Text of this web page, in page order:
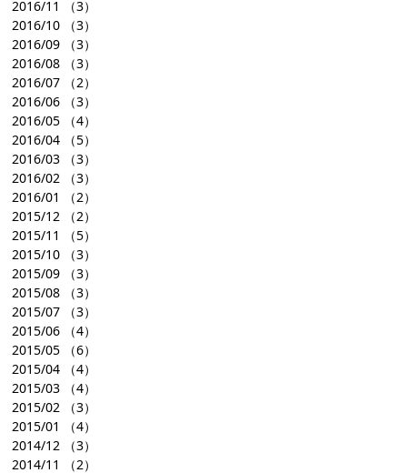
2016/11
（3）
2016/10 （3）
2016/09 （3）
2016/08 （3）
2016/07 （2）
2016/06 （3）
2016/05 （4）
2016/04 （5）
2016/03 （3）
2016/02 （3）
2016/01
（2）
2015/12 （2）
2015/11
（5）
2015/10 （3）
2015/09 （3）
2015/08 （3）
2015/07 （3）
2015/06 （4）
2015/05 （6）
2015/04 （4）
2015/03 （4）
2015/02 （3）
2015/01
（4）
2014/12 （3）
2014/11
（2）